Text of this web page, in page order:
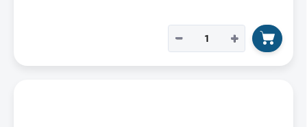
+
−